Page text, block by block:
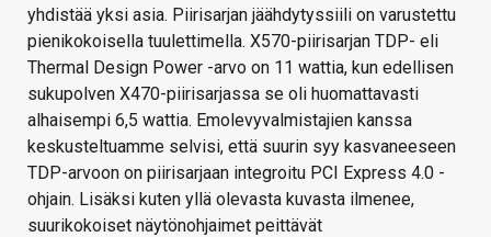
yhdistää yksi asia. Piirisarjan jäähdytyssiili on varustettu
pienikokoisella tuulettimella. X570-piirisarjan TDP- eli
Thermal Design Power -arvo on 11 wattia, kun edellisen
sukupolven X470-piirisarjassa se oli huomattavasti
alhaisempi 6,5 wattia. Emolevyvalmistajien kanssa
keskusteltuamme selvisi, että suurin syy kasvaneeseen
TDP-arvoon on piirisarjaan integroitu PCI Express 4.0 -
ohjain. Lisäksi kuten yllä olevasta kuvasta ilmenee,
suurikokoiset näytönohjaimet peittävät